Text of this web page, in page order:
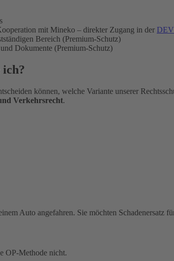
mit Mineko – direkter Zugang in der
Bereich (Premium-Schutz)
Dokumente (Premium-Schutz)
ich?
können, welche Variante unserer
Verkehrsrecht.
Auto angefahren. Sie möchten Schadenersatz
OP-Methode nicht.